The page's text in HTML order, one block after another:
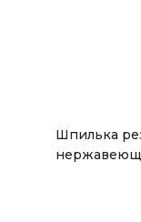
Шпилька